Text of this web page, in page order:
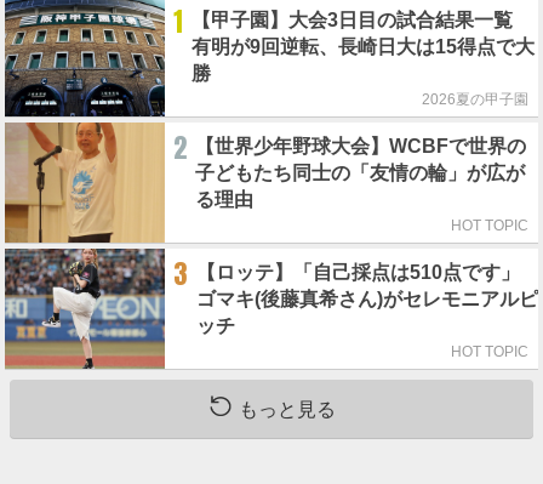
1
【甲子園】大会3日目の試合結果一覧
有明が9回逆転、長崎日大は15得点で大
勝
2026夏の甲子園
2
【世界少年野球大会】WCBFで世界の
子どもたち同士の「友情の輪」が広が
る理由
HOT TOPIC
3
【ロッテ】「自己採点は510点です」
ゴマキ(後藤真希さん)がセレモニアルピ
ッチ
HOT TOPIC
もっと見る